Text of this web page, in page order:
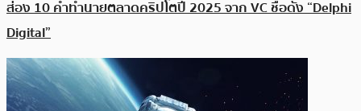
ส่อง 10 คำทำนายตลาดคริปโตปี 2025 จาก VC ชื่อดัง “Delphi
Digital”